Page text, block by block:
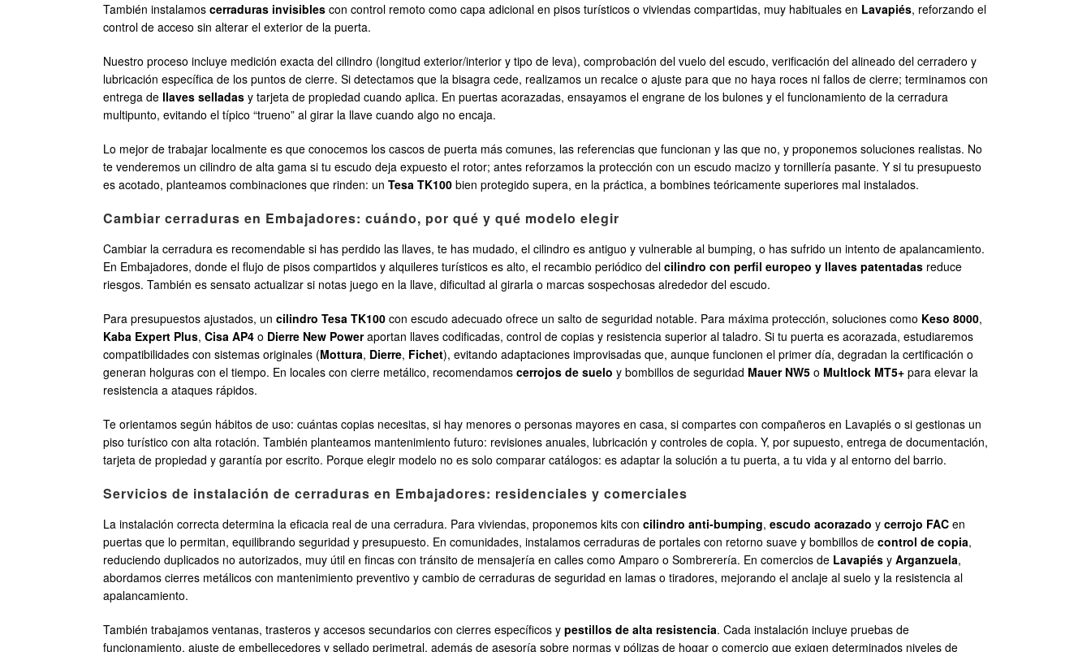
También instalamos cerraduras invisibles con control remoto como capa adicional en pisos turísticos o viviendas compartidas, muy habituales en Lavapiés, reforzando el
control de acceso sin alterar el exterior de la puerta.
Nuestro proceso incluye medición exacta del cilindro (longitud exterior/interior y tipo de leva), comprobación del vuelo del escudo, verificación del alineado del cerradero y
lubricación específica de los puntos de cierre. Si detectamos que la bisagra cede, realizamos un recalce o ajuste para que no haya roces ni fallos de cierre; terminamos con
entrega de llaves selladas y tarjeta de propiedad cuando aplica. En puertas acorazadas, ensayamos el engrane de los bulones y el funcionamiento de la cerradura
multipunto, evitando el típico “trueno” al girar la llave cuando algo no encaja.
Lo mejor de trabajar localmente es que conocemos los cascos de puerta más comunes, las referencias que funcionan y las que no, y proponemos soluciones realistas. No
te venderemos un cilindro de alta gama si tu escudo deja expuesto el rotor; antes reforzamos la protección con un escudo macizo y tornillería pasante. Y si tu presupuesto
es acotado, planteamos combinaciones que rinden: un Tesa TK100 bien protegido supera, en la práctica, a bombines teóricamente superiores mal instalados.
Cambiar cerraduras en Embajadores: cuándo, por qué y qué modelo elegir
Cambiar la cerradura es recomendable si has perdido las llaves, te has mudado, el cilindro es antiguo y vulnerable al bumping, o has sufrido un intento de apalancamiento.
En Embajadores, donde el flujo de pisos compartidos y alquileres turísticos es alto, el recambio periódico del cilindro con perfil europeo y llaves patentadas reduce
riesgos. También es sensato actualizar si notas juego en la llave, dificultad al girarla o marcas sospechosas alrededor del escudo.
Para presupuestos ajustados, un cilindro Tesa TK100 con escudo adecuado ofrece un salto de seguridad notable. Para máxima protección, soluciones como Keso 8000,
Kaba Expert Plus, Cisa AP4 o Dierre New Poweraportan llaves codificadas, control de copias y resistencia superior al taladro. Si tu puerta es acorazada, estudiaremos
compatibilidades con sistemas originales (Mottura, Dierre, Fichet), evitando adaptaciones improvisadas que, aunque funcionen el primer día, degradan la certificación o
generan holguras con el tiempo. En locales con cierre metálico, recomendamos cerrojos de suelo y bombillos de seguridad Mauer NW5 o Multlock MT5+ para elevar la
resistencia a ataques rápidos.
Te orientamos según hábitos de uso: cuántas copias necesitas, si hay menores o personas mayores en casa, si compartes con compañeros en Lavapiés o si gestionas un
piso turístico con alta rotación. También planteamos mantenimiento futuro: revisiones anuales, lubricación y controles de copia. Y, por supuesto, entrega de documentación,
tarjeta de propiedad y garantía por escrito. Porque elegir modelo no es solo comparar catálogos: es adaptar la solución a tu puerta, a tu vida y al entorno del barrio.
Servicios de instalación de cerraduras en Embajadores: residenciales y comerciales
La instalación correcta determina la eficacia real de una cerradura. Para viviendas, proponemos kits con cilindro anti-bumping, escudo acorazado y cerrojo FAC en
puertas que lo permitan, equilibrando seguridad y presupuesto. En comunidades, instalamos cerraduras de portales con retorno suave y bombillos de control de copia,
reduciendo duplicados no autorizados, muy útil en fincas con tránsito de mensajería en calles como Amparo o Sombrerería. En comercios de Lavapiés y Arganzuela,
abordamos cierres metálicos con mantenimiento preventivo y cambio de cerraduras de seguridad en lamas o tiradores, mejorando el anclaje al suelo y la resistencia al
apalancamiento.
También trabajamos ventanas, trasteros y accesos secundarios con cierres específicos y pestillos de alta resistencia. Cada instalación incluye pruebas de
funcionamiento, ajuste de embellecedores y sellado perimetral, además de asesoría sobre normas y pólizas de hogar o comercio que exigen determinados niveles de